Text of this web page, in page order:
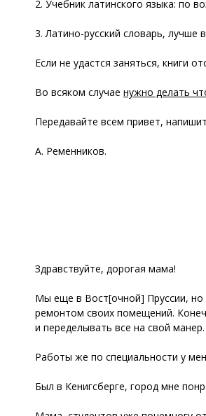
2. Учебник латинского языка: по
3. Латино-русский словарь,
Если не удастся заняться, книги
Во всяком случае нужно делать
Передавайте всем привет,
А. Ременников.
Здравствуйте, дорогая мама!
Мы еще в Вост[очной] Пруссии, но
ремонтом своих помещений.
и переделывать все на свой манер.
Работы же по специальности у
Был в Кенигсберге, город мне